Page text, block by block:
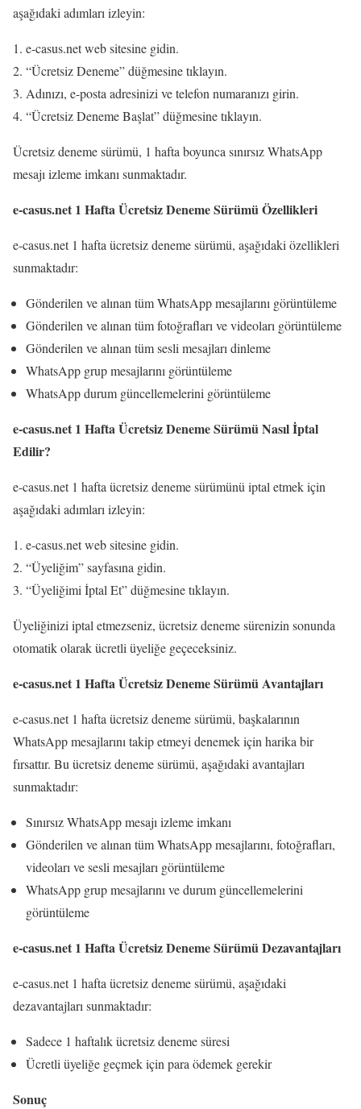
aşağıdaki adımları izleyin:
e-casus.net web sitesine gidin.
“Ücretsiz Deneme” düğmesine tıklayın.
Adınızı, e-posta adresinizi ve telefon numaranızı girin.
“Ücretsiz Deneme Başlat” düğmesine tıklayın.
Ücretsiz deneme sürümü, 1 hafta boyunca sınırsız WhatsApp
mesajı izleme imkanı sunmaktadır.
e-casus.net 1 Hafta Ücretsiz Deneme Sürümü Özellikleri
e-casus.net 1 hafta ücretsiz deneme sürümü, aşağıdaki özellikleri
sunmaktadır:
Gönderilen ve alınan tüm WhatsApp mesajlarını görüntüleme
Gönderilen ve alınan tüm fotoğrafları ve videoları görüntüleme
Gönderilen ve alınan tüm sesli mesajları dinleme
WhatsApp grup mesajlarını görüntüleme
WhatsApp durum güncellemelerini görüntüleme
e-casus.net 1 Hafta Ücretsiz Deneme Sürümü Nasıl İptal
Edilir?
e-casus.net 1 hafta ücretsiz deneme sürümünü iptal etmek için
aşağıdaki adımları izleyin:
e-casus.net web sitesine gidin.
“Üyeliğim” sayfasına gidin.
“Üyeliğimi İptal Et” düğmesine tıklayın.
Üyeliğinizi iptal etmezseniz, ücretsiz deneme sürenizin sonunda
otomatik olarak ücretli üyeliğe geçeceksiniz.
e-casus.net 1 Hafta Ücretsiz Deneme Sürümü Avantajları
e-casus.net 1 hafta ücretsiz deneme sürümü, başkalarının
WhatsApp mesajlarını takip etmeyi denemek için harika bir
fırsattır. Bu ücretsiz deneme sürümü, aşağıdaki avantajları
sunmaktadır:
Sınırsız WhatsApp mesajı izleme imkanı
Gönderilen ve alınan tüm WhatsApp mesajlarını, fotoğrafları,
videoları ve sesli mesajları görüntüleme
WhatsApp grup mesajlarını ve durum güncellemelerini
görüntüleme
e-casus.net 1 Hafta Ücretsiz Deneme Sürümü Dezavantajları
e-casus.net 1 hafta ücretsiz deneme sürümü, aşağıdaki
dezavantajları sunmaktadır:
Sadece 1 haftalık ücretsiz deneme süresi
Ücretli üyeliğe geçmek için para ödemek gerekir
Sonuç